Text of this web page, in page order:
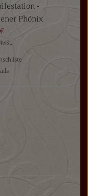
-
Phönix